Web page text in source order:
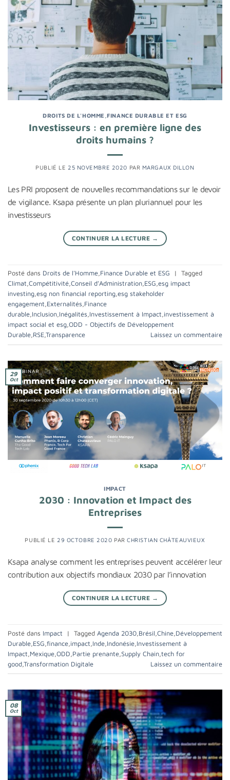
DROITS DE L'HOMME ,FINANCE DURABLE ET ESG
Investisseurs : en première ligne des
droits humains ?
PUBLIÉ LE 25 NOVEMBRE 2020 PAR MARGAUX DILLON
Les PRI proposent de nouvelles recommandations sur le devoir
de vigilance. Ksapa présente un plan pluriannuel pour les
investisseurs
CONTINUER LA LECTURE →
Posté dans Droits de l'Homme,Finance Durable et ESG |
Tagged
Climat,Compétitivité,Conseil d’Administration,ESG,esg impact
investing,esg non financial reporting,esg stakeholder
engagement,Externalités,Finance
durable,Inclusion,Inégalités,Investissement à Impact,investissement à
impact social et esg,ODD - Objectifs de Développement
Durable,RSE,Transparence Laissez un commentaire
29
Oct
IMPACT
2030 : Innovation et Impact des
Entreprises
PUBLIÉ LE 29 OCTOBRE 2020 PARCHRISTIAN CHÂTEAUVIEUX
Ksapa analyse comment les entreprises peuvent accélérer leur
contribution aux objectifs mondiaux 2030 par l’innovation
CONTINUER LA LECTURE →
Posté dans Impact | Tagged Agenda 2030 Brésil Chine Développement
Durable ESG finance impact Inde Indonésie Investissement à
Impact Mexique ODD Partie prenante Supply Chain tech for
good Transformation Digitale Laissez un commentaire
08
Oct